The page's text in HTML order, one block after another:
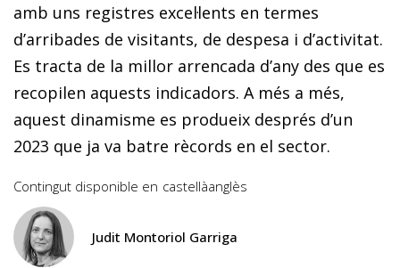
amb uns registres excel·lents en termes
d’arribades de visitants, de despesa i d’activitat.
Es tracta de la millor arrencada d’any des que es
recopilen aquests indicadors. A més a més,
aquest dinamisme es produeix després d’un
2023 que ja va batre rècords en el sector.
Contingut disponible en castellàanglès
Judit Montoriol Garriga